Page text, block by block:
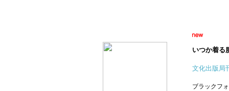
いつか着る
文化出版局
ブラックフ